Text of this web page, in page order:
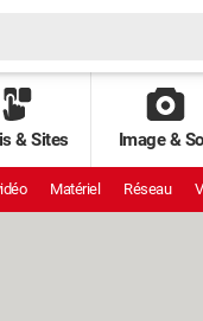
& Sites Image &
Matériel Réseau